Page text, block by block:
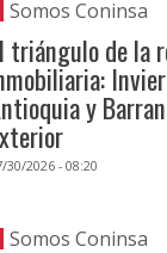
Somos Coninsa
triángulo de la
y
30/2026 - 08:20
Somos Coninsa